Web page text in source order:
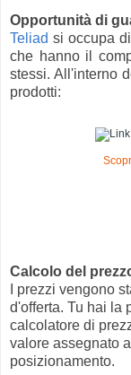
Opportunità di
Teliad si occupa
che hanno il
stessi. All'interno
prodotti:
Calcolo del
I prezzi vengono
d'offerta. Tu hai la
calcolatore di
valore assegnato
posizionamento.